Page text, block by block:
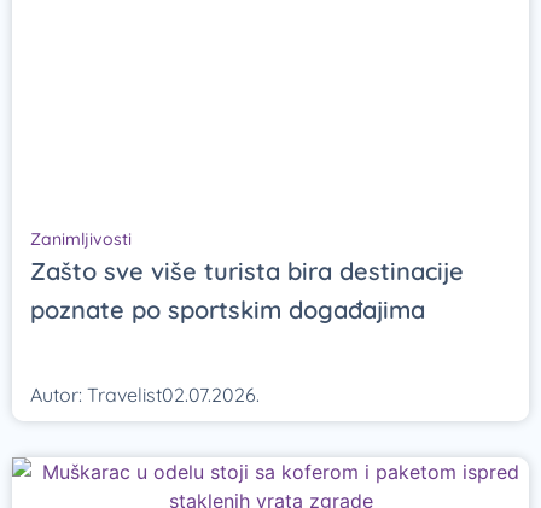
Zanimljivosti
Zašto sve više turista bira destinacije
poznate po sportskim događajima
Autor: Travelist02.07.2026.